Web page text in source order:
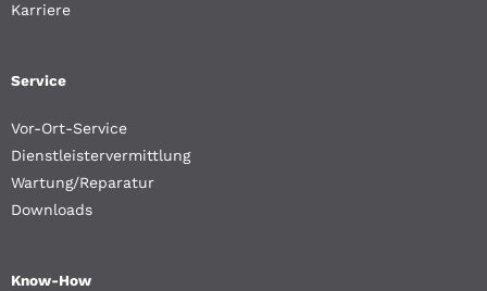
Karriere
Service
Vor-Ort-Service
Dienstleistervermittlung
Wartung/Reparatur
Downloads
Know-How